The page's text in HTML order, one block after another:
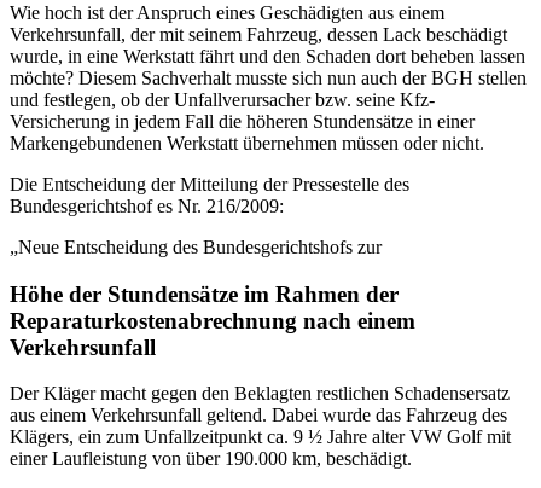
Wie hoch ist der Anspruch eines Geschädigten aus einem
Verkehrsunfall, der mit seinem Fahrzeug, dessen Lack beschädigt
wurde, in eine Werkstatt fährt und den Schaden dort beheben lassen
möchte? Diesem Sachverhalt musste sich nun auch der BGH stellen
und festlegen, ob der Unfallverursacher bzw. seine Kfz-
Versicherung in jedem Fall die höheren Stundensätze in einer
Markengebundenen Werkstatt übernehmen müssen oder nicht.
Die Entscheidung der Mitteilung der Pressestelle des
Bundesgerichtshof es Nr. 216/2009:
„Neue Entscheidung des Bundesgerichtshofs zur
Höhe der Stundensätze im Rahmen der
Reparaturkostenabrechnung nach einem
Verkehrsunfall
Der Kläger macht gegen den Beklagten restlichen Schadensersatz
aus einem Verkehrsunfall geltend. Dabei wurde das Fahrzeug des
Klägers, ein zum Unfallzeitpunkt ca. 9 ½ Jahre alter VW Golf mit
einer Laufleistung von über 190.000 km, beschädigt.